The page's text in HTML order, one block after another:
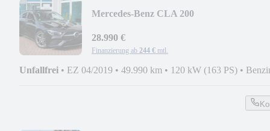
Mercedes-Benz CLA 200
28.990 €
Finanzierung ab 244 € mtl.
Unfallfrei • EZ 04/2019 • 49.990 km • 120 kW (163 PS) •